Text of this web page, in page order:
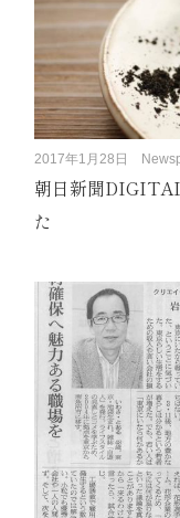
2017年1月28日
朝日新聞
た